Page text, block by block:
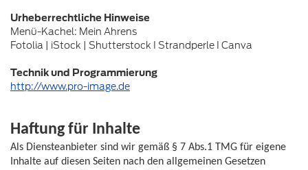
Urheberrechtliche Hinweise
Menü-Kachel: Mein Ahrens
Fotolia | iStock | Shutterstock I Strandperle I Canva
Technik und Programmierung
http://www.pro-image.de
Haftung für Inhalte
Als Diensteanbieter sind wir gemäß § 7 Abs.1 TMG für eigene
Inhalte auf diesen Seiten nach den allgemeinen Gesetzen